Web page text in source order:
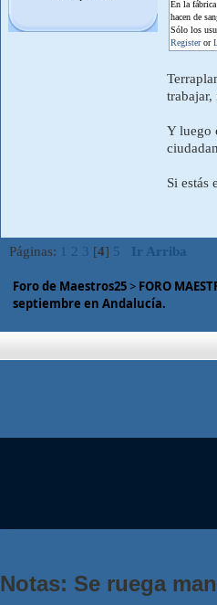
En la
hacen de
Sólo los
Registeror
trabajar,
Y luego
Si estás
Páginas: 2 3 [4] 5 Ir Arriba
Foro de Maestros25> FORO
septiembre en Andalucía.
Notas: Se ruega